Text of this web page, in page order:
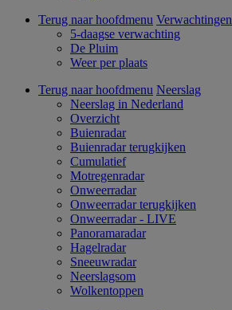
Terug naar hoofdmenu Verwachtingen
5-daagse verwachting
De Pluim
Weer per plaats
Terug naar hoofdmenu Neerslag
Neerslag in Nederland
Overzicht
Buienradar
Buienradar terugkijken
Cumulatief
Motregenradar
Onweerradar
Onweerradar terugkijken
Onweerradar - LIVE
Panoramaradar
Hagelradar
Sneeuwradar
Neerslagsom
Wolkentoppen